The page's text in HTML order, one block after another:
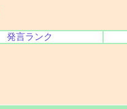
発言ランク